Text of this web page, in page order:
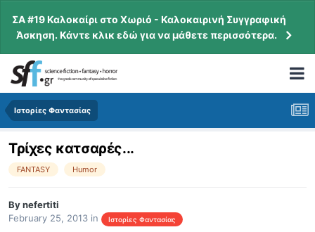
ΣΑ #19 Καλοκαίρι στο Χωριό - Καλοκαιρινή Συγγραφική
Άσκηση. Κάντε κλικ εδώ για να μάθετε περισσότερα.
Ιστορίες Φαντασίας
Τρίχες κατσαρές...
FANTASY Humor
Bynefertiti
February 25, 2013 in Ιστορίες Φαντασίας